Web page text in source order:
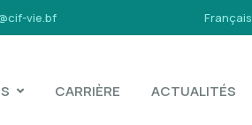
vie.bf Français
CARRIÈRE ACTUALITÉS